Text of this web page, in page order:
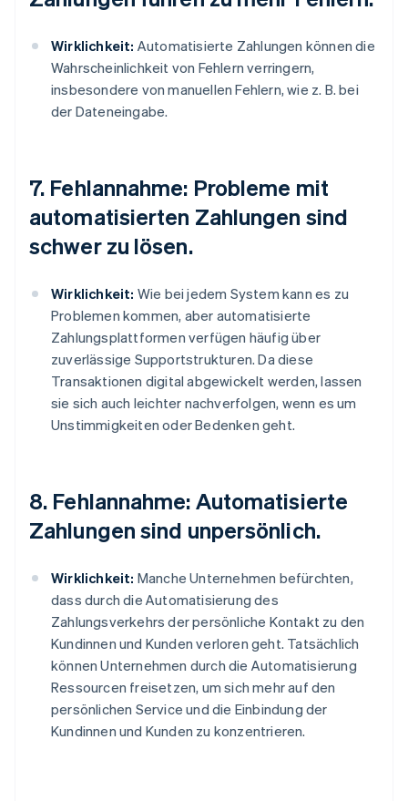
Wirklichkeit: Automatisierte Zahlungen können die
Wahrscheinlichkeit von Fehlern verringern,
insbesondere von manuellen Fehlern, wie z. B. bei
der Dateneingabe.
7. Fehlannahme: Probleme mit
automatisierten Zahlungen sind
schwer zu lösen.
Wirklichkeit: Wie bei jedem System kann es zu
Problemen kommen, aber automatisierte
Zahlungsplattformen verfügen häufig über
zuverlässige Supportstrukturen. Da diese
Transaktionen digital abgewickelt werden, lassen
sie sich auch leichter nachverfolgen, wenn es um
Unstimmigkeiten oder Bedenken geht.
8. Fehlannahme: Automatisierte
Zahlungen sind unpersönlich.
Wirklichkeit: Manche Unternehmen befürchten,
dass durch die Automatisierung des
Zahlungsverkehrs der persönliche Kontakt zu den
Kundinnen und Kunden verloren geht. Tatsächlich
können Unternehmen durch die Automatisierung
Ressourcen freisetzen, um sich mehr auf den
persönlichen Service und die Einbindung der
Kundinnen und Kunden zu konzentrieren.